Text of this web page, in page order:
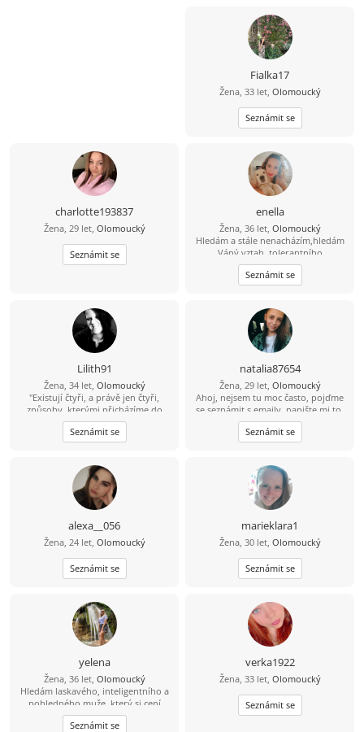
Fialka17
Žena, 33 let, Olomoucký
Seznámit se
charlotte193837
Žena, 29 let, Olomoucký
Seznámit se
enella
Žena, 36 let, Olomoucký
Hledám a stále nenacházím,hledám
Váný vztah ,tolerantního
muže,pracujícího a hodného naopak
mu mohu nabídnout svvé srdce a
svou Lásku !!!jen vážně!!Hledám i
není nikdy dost :o))
Seznámit se
Lilith91
Žena, 34 let, Olomoucký
"Existují čtyři, a právě jen čtyři,
způsoby, kterými přicházíme do
kontaktu s okolním světem. A jsme
oceňováni a hodnoceni právě podle
těchto čtyř kritérií: co děláme, jak
říkáme." :))
Seznámit se
natalia87654
Žena, 29 let, Olomoucký
Ahoj, nejsem tu moc často, pojďme
se seznámit s emaily, napište mi to,
ráda bych tam o sobě řekla.
Seznámit se
alexa__056
Žena, 24 let, Olomoucký
Seznámit se
marieklara1
Žena, 30 let, Olomoucký
Seznámit se
yelena
Žena, 36 let, Olomoucký
Hledám laskavého, inteligentního a
pohledného muže, který si cení
upřímnosti a miluje pohodlí.
Seznámit se
verka1922
Žena, 33 let, Olomoucký
Seznámit se